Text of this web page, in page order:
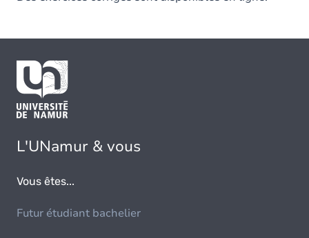
L'UNamur & vous
Vous êtes...
Futur étudiant bachelier